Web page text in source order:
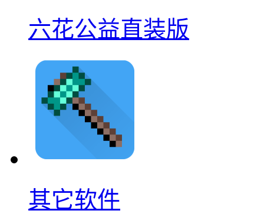
六花公益直装版
其它软件